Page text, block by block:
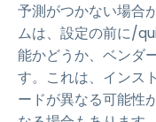
予測がつかない場合
ムは、設定の前に/
能かどうか、ベンダ
す。これは、インス
ードが異なる可能性